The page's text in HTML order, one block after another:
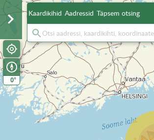
0°
Kaardikihid Aadressid Täpsem otsing